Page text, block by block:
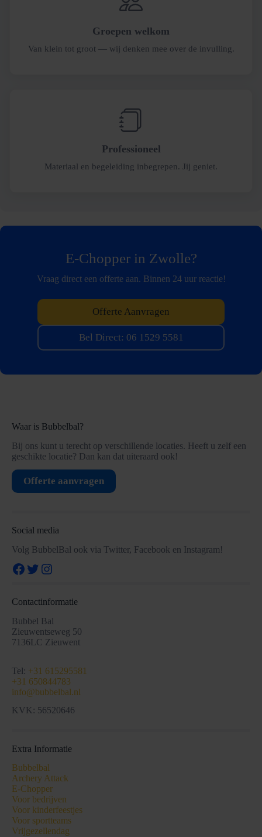
Groepen welkom
Van klein tot groot — wij denken mee over de invulling.
Professioneel
Materiaal en begeleiding inbegrepen. Jij geniet.
E-Chopper in Zwolle?
Vraag direct een offerte aan. Binnen 24 uur reactie!
Offerte Aanvragen
Bel Direct: 06 1529 5581
Waar is Bubbelbal?
Bij ons kunt u terecht op verschillende locaties. Heeft u zelf een
geschikte locatie? Dan kan dat uiteraard ook!
Offerte aanvragen
Social media
Volg BubbelBal ook via Twitter, Facebook en Instagram!
Facebook
Twitter
Instagram
Contactinformatie
Bubbel Bal
Zieuwentseweg 50
7136LC Zieuwent
Tel: +31 615295581
+31 650844783
info@bubbelbal.nl
KVK: 56520646
Extra Informatie
Bubbelbal
Archery Attack
E-Chopper
Voor bedrijven
Voor kinderfeestjes
Voor sportteams
Vrijgezellendag